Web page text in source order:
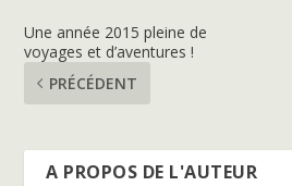
Une année 2015 pleine de
voyages et d’aventures !
PRÉCÉDENT
A PROPOS DE L'AUTEUR